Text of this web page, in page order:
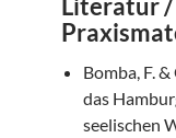
Literatur
Bomba, F.
das
seelischen